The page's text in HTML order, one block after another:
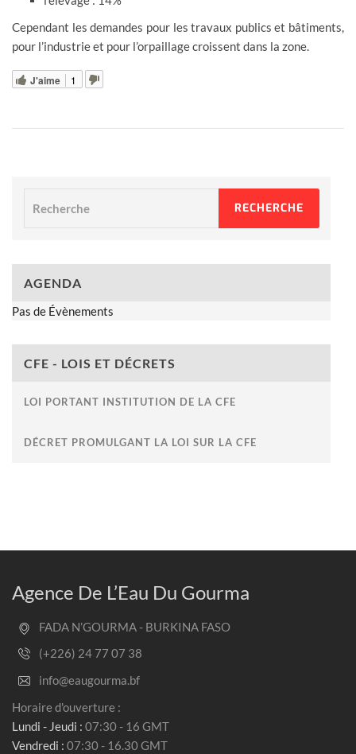
Cependant les demandes pour les travaux publics et bâtiments,
pour l’industrie et pour l’orpaillage croissent dans la zone.
J'aime 1
RECHERCHE
AGENDA
Pas de Évènements
CFE - LOIS ET DÉCRETS
LOI PORTANT INSTITUTION DE LA CFE
DÉCRET PROMULGANT LA LOI SUR LA CFE
Agence De L’Eau Du Gourma
FADA N’GOURMA - BURKINA FASO
(+226) 24 77 07 38
info@eaugourma.bf
Horaire d'ouverture :
Lundi - Jeudi : 07:30 - 16 GMT
Vendredi : 07:30 - 16.30 GMT